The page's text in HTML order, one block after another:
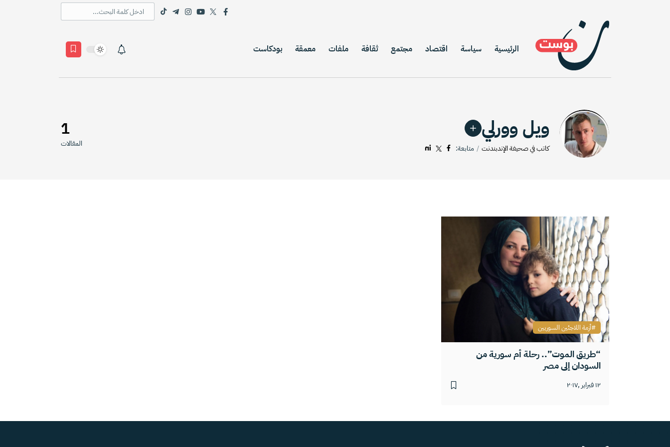
الرئيسية سياسة اقتصاد مجتمع ثقافة ملفات معمقة بودكاست
ويل وورلي
كاتب في صحيفة الإندبندنت متابعة:
1
المقالات
“طريق الموت”.. رحلة أم سورية من
السودان إلى مصر
١٢ فبراير ,٢٠١٧
أزمة اللاجئين السوريين